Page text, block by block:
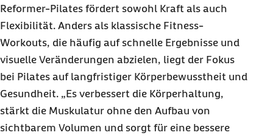
Reformer-Pilates fördert sowohl Kraft als auch
Flexibilität. Anders als klassische Fitness-
Workouts, die häufig auf schnelle Ergebnisse und
visuelle Veränderungen abzielen, liegt der Fokus
bei Pilates auf langfristiger Körperbewusstheit und
Gesundheit. „Es verbessert die Körperhaltung,
stärkt die Muskulatur ohne den Aufbau von
sichtbarem Volumen und sorgt für eine bessere